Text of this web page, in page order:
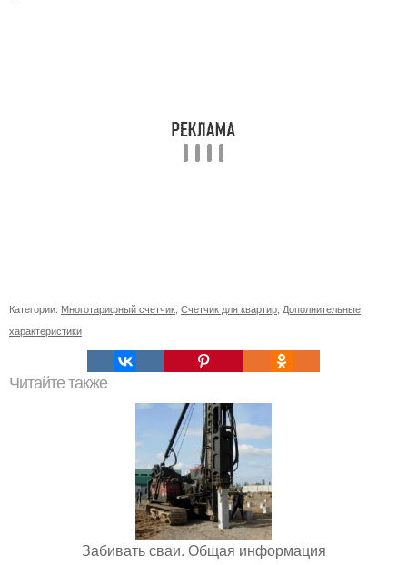
Категории: Многотарифный счетчик Счетчик для квартир Дополнительные
характеристики
Читайте также
Забивать сваи. Общая информация